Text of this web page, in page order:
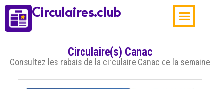
Circulaires.club
Circulaire(s) Canac
Consultez les rabais de la circulaire Canac de la semaine